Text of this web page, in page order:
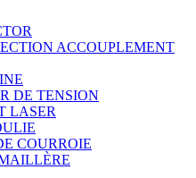
ACCOUPLEMENT
DE TENSION
LASER
COURROIE